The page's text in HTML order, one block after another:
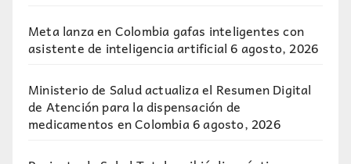
Meta lanza en Colombia gafas inteligentes con
asistente de inteligencia artificial 6 agosto, 2026
Ministerio de Salud actualiza el Resumen Digital
de Atención para la dispensación de
medicamentos en Colombia6 agosto, 2026